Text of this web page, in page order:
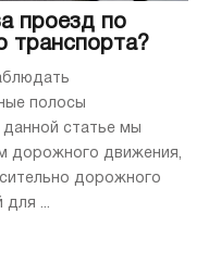
проезд по
транспорта?
полосы
статье мы
дорожного движения,
дорожного
для ...